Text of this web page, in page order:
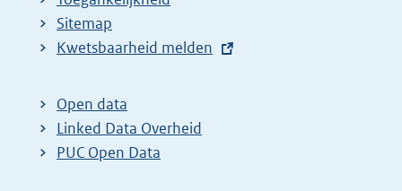
Sitemap
E
t
e
r
Kwetsbaarheid melden
Open data
Linked Data Overheid
PUC Open Data